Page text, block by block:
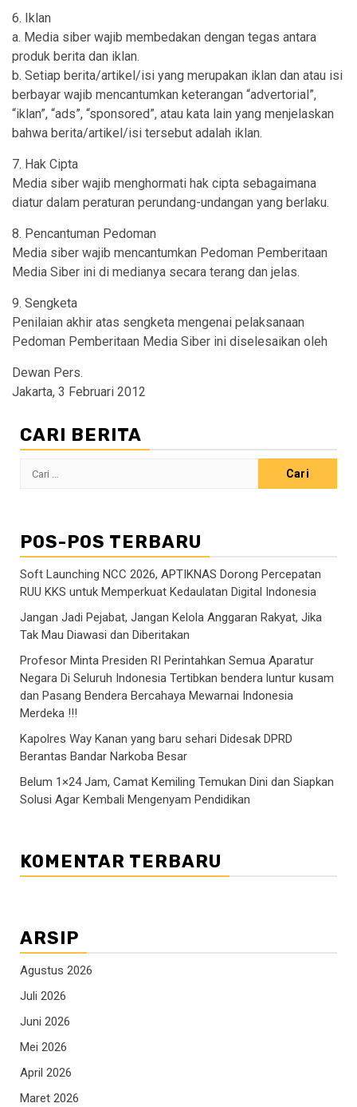
6. Iklan
a. Media siber wajib membedakan dengan tegas antara
produk berita dan iklan.
b. Setiap berita/artikel/isi yang merupakan iklan dan atau isi
berbayar wajib mencantumkan keterangan “advertorial”,
“iklan”, “ads”, “sponsored”, atau kata lain yang menjelaskan
bahwa berita/artikel/isi tersebut adalah iklan.
7. Hak Cipta
Media siber wajib menghormati hak cipta sebagaimana
diatur dalam peraturan perundang-undangan yang berlaku.
8. Pencantuman Pedoman
Media siber wajib mencantumkan Pedoman Pemberitaan
Media Siber ini di medianya secara terang dan jelas.
9. Sengketa
Penilaian akhir atas sengketa mengenai pelaksanaan
Pedoman Pemberitaan Media Siber ini diselesaikan oleh
Dewan Pers.
Jakarta, 3 Februari 2012
CARI BERITA
Cari
POS-POS TERBARU
Soft Launching NCC 2026, APTIKNAS Dorong Percepatan
RUU KKS untuk Memperkuat Kedaulatan Digital Indonesia
Jangan Jadi Pejabat, Jangan Kelola Anggaran Rakyat, Jika
Tak Mau Diawasi dan Diberitakan
Profesor Minta Presiden RI Perintahkan Semua Aparatur
Negara Di Seluruh Indonesia Tertibkan bendera luntur kusam
dan Pasang Bendera Bercahaya Mewarnai Indonesia
Merdeka !!!
Kapolres Way Kanan yang baru sehari Didesak DPRD
Berantas Bandar Narkoba Besar
Belum 1×24 Jam, Camat Kemiling Temukan Dini dan Siapkan
Solusi Agar Kembali Mengenyam Pendidikan
KOMENTAR TERBARU
ARSIP
Agustus 2026
Juli 2026
Juni 2026
Mei 2026
April 2026
Maret 2026